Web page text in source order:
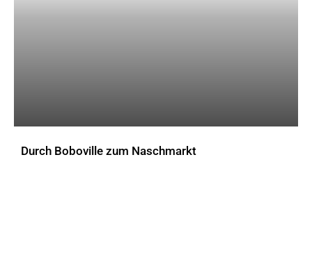
Durch Boboville zum Naschmarkt